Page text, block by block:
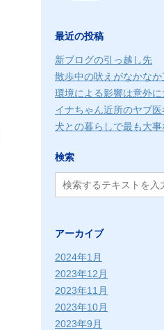
ス
最近の投稿
新ブログの引っ越し先
散歩中の吠えがなかなか
環境による影響は意外に
イナちゃん近所のヤブ医
犬との暮らしで最も大事
検索
アーカイブ
2024年1月
2023年12月
2023年11月
2023年10月
2023年9月